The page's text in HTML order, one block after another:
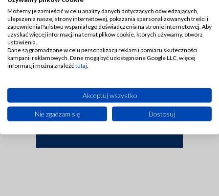
Synergia z systemami
nadrzędnymi (ERP/MES)
Nasz CMMS łatwo integruje się
z oprogramowaniem zarządzającym
przedsiębiorstwem, automatycznie
o zleceniach, czasach pracy i statusie
linii produkcyjnych.
Możemy je zamieścić w celu analizy danych dotyczących odwiedzających,
ulepszenia naszej strony internetowej, pokazania spersonalizowanych treści i
zapewnienia Państwu wspaniałego doświadczenia na stronie internetowej. Aby
uzyskać więcej informacji na temat plików cookie, których używamy, otwórz
ustawienia.
Dane są gromadzone w celu personalizacji reklam i pomiaru skuteczności
kampanii reklamowych. Dane mogą być udostępniane Google LLC, więcej
informacji można znaleźć tutaj
Akceptuj wszystko
Nie zgadzam się Dostosuj